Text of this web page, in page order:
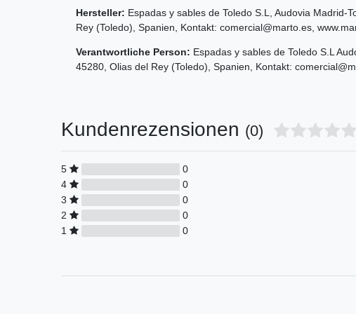
Hersteller: Espadas y sables de Toledo S.L Audovia Madrid-
Rey (Toledo) Spanien , Kontakt: comercial@marto.es
Verantwortliche Person: Espadas y sables de Toledo S.L
45280 Olias del Rey (Toledo) Spanien , Kontakt:
Kundenrezensionen (0)
5
0
4
0
3
0
2
0
1
0